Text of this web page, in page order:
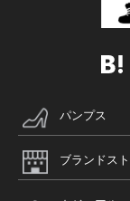
パンプス
ブランドス